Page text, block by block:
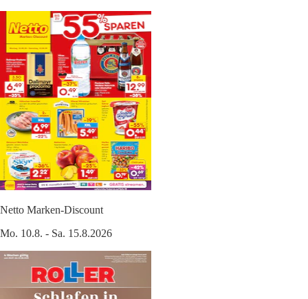
Netto Marken-Discount
Mo. 10.8. - Sa. 15.8.2026